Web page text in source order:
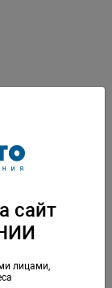
сайт
лицами,